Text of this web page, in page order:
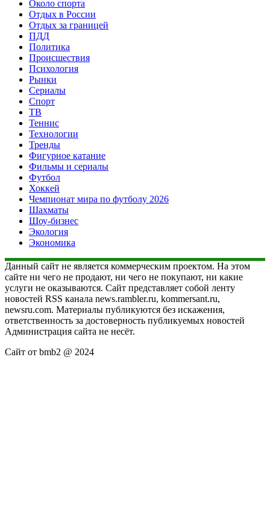
Около спорта
Отдых в России
Отдых за границей
ПДД
Политика
Происшествия
Психология
Рынки
Сериалы
Спорт
ТВ
Теннис
Технологии
Тренды
Фигурное катание
Фильмы и сериалы
Футбол
Хоккей
Чемпионат мира по футболу 2026
Шахматы
Шоу-бизнес
Экология
Экономика
Данный сайт не является коммерческим проектом. На этом
сайте ни чего не продают, ни чего не покупают, ни какие
услуги не оказываются. Сайт представляет собой ленту
новостей RSS канала news.rambler.ru, kommersant.ru,
newsru.com. Материалы публикуются без искажения,
ответственность за достоверность публикуемых новостей
Администрация сайта не несёт.
Сайт от bmb2 @ 2024